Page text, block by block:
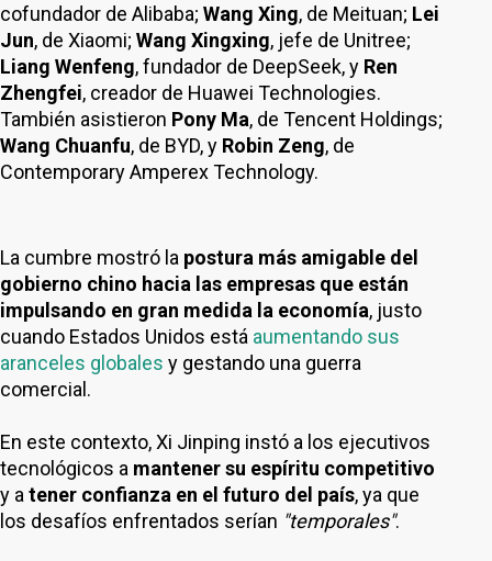
cofundador de Alibaba; Wang Xing, de Meituan; Lei
Jun, de Xiaomi; Wang Xingxing, jefe de Unitree;
Liang Wenfeng, fundador de DeepSeek, y Ren
Zhengfei, creador de Huawei Technologies.
También asistieron Pony Ma, de Tencent Holdings;
Wang Chuanfu, de BYD, y Robin Zeng, de
Contemporary Amperex Technology.
La cumbre mostró la postura más amigable del
gobierno chino hacia las empresas que están
impulsando en gran medida la economía, justo
cuando Estados Unidos está aumentando sus
aranceles globales y gestando una guerra
comercial.
En este contexto, Xi Jinping instó a los ejecutivos
tecnológicos a mantener su espíritu competitivo
y a tener confianza en el futuro del país, ya que
los desafíos enfrentados serían "temporales".